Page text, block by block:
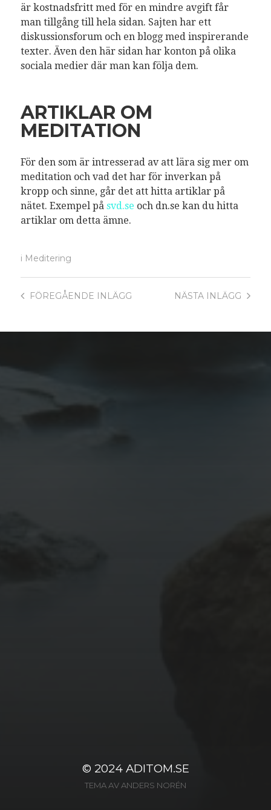
är kostnadsfritt med för en mindre avgift får
man tillgång till hela sidan. Sajten har ett
diskussionsforum och en blogg med inspirerande
texter. Även den här sidan har konton på olika
sociala medier där man kan följa dem.
ARTIKLAR OM
MEDITATION
För den som är intresserad av att lära sig mer om
meditation och vad det har för inverkan på
kropp och sinne, går det att hitta artiklar på
nätet. Exempel på svd.se och dn.se kan du hitta
artiklar om detta ämne.
i Meditering
NÄSTA INLÄGG
FÖREGÅENDE INLÄGG
© 2024 ADITOM.SE
TEMA AV ANDERS NORÉN